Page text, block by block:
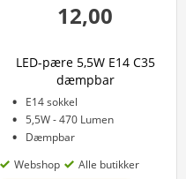
12,00
LED-pære 5,5W E14 C35
dæmpbar
E14 sokkel
5,5W - 470 Lumen
Dæmpbar
Webshop Alle butikker